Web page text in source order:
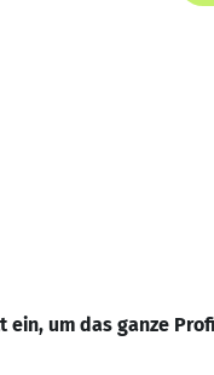
ein, um das ganze